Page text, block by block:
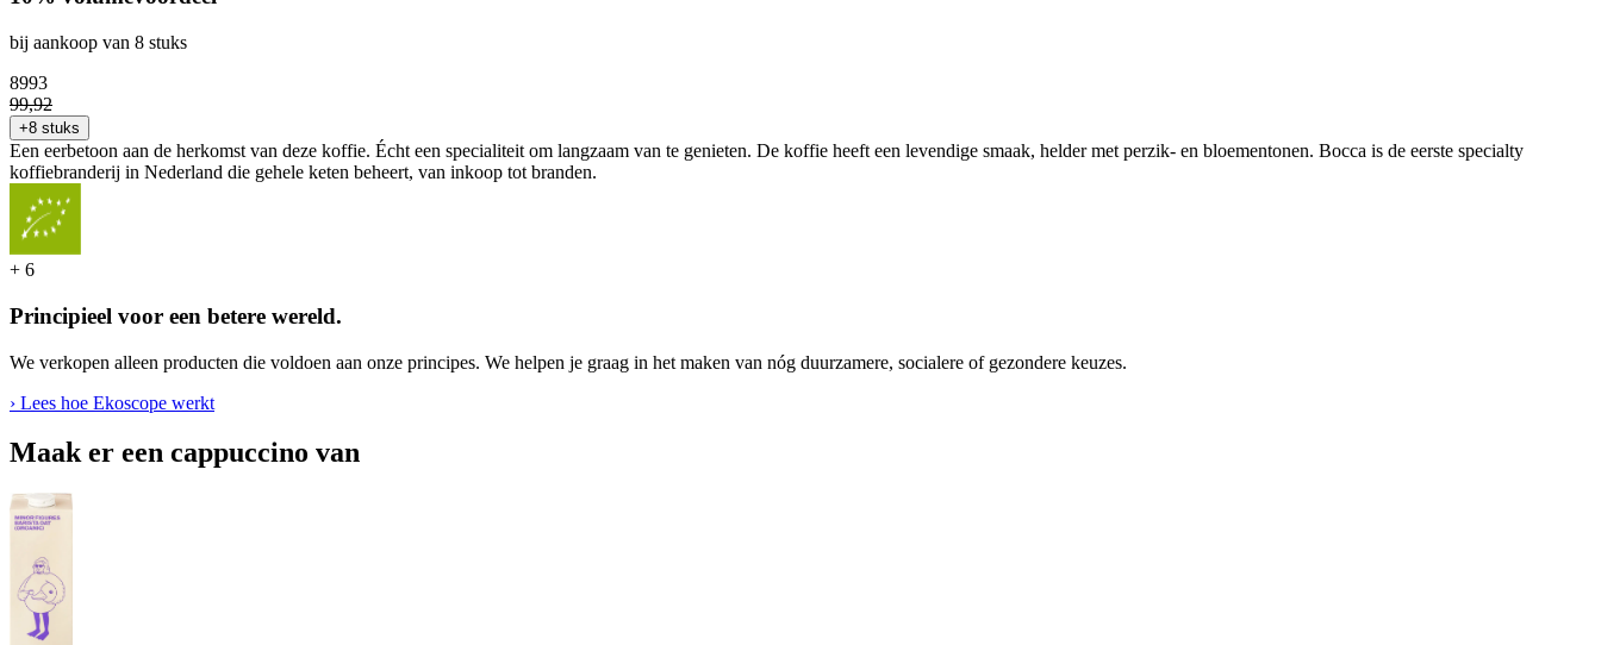
bij aankoop van 8 stuks
8993
99,92
+8 stuks
Een eerbetoon aan de herkomst van deze koffie. Écht een specialiteit om langzaam van te genieten. De koffie heeft een levendige smaak, helder met perzik- en bloementonen. Bocca is de eerste specialty
koffiebranderij in Nederland die gehele keten beheert, van inkoop tot branden.
+ 6
Principieel voor een betere wereld.
We verkopen alleen producten die voldoen aan onze principes. We helpen je graag in het maken van nóg duurzamere, socialere of gezondere keuzes.
› Lees hoe Ekoscope werkt
Maak er een cappuccino van